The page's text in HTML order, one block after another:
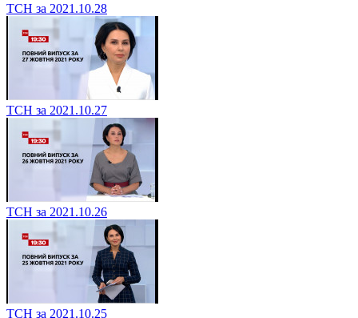
ТСН за 2021.10.28
ТСН за 2021.10.27
ТСН за 2021.10.26
ТСН за 2021.10.25